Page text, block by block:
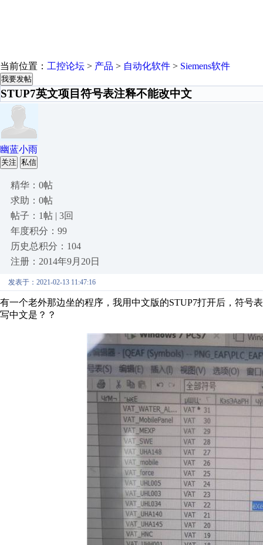
当前位置： 工控论坛 > 产品 > 自动化软件 > Siemens软件
我要发帖
STUP7英文项目符号表注释不能改中文
幽蓝小雨
关注 私信
精华：0帖
求助：0帖
帖子：1帖 | 3回
年度积分：99
历史总积分：104
注册：2014年9月20日
发表于：2021-02-13 11:47:16
有一个老外那边坐的程序，我用中文版的STUP7打开后，符号
写中文是？？